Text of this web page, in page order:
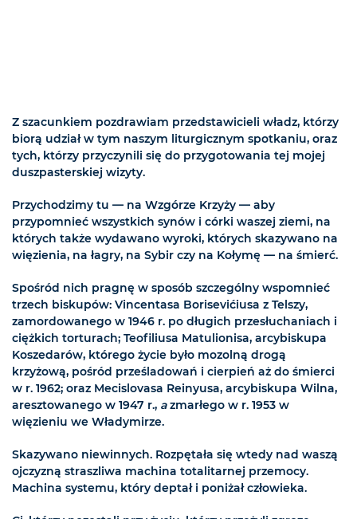
Z szacunkiem pozdrawiam przedstawicieli władz, którzy
biorą udział w tym naszym liturgicznym spotkaniu, oraz
tych, którzy przyczynili się do przygotowania tej mojej
duszpasterskiej wizyty.
Przychodzimy tu — na Wzgórze Krzyży — aby
przypomnieć wszystkich synów i córki waszej ziemi, na
których także wydawano wyroki, których skazywano na
więzienia, na łagry, na Sybir czy na Kołymę — na śmierć.
Spośród nich pragnę w sposób szczególny wspomnieć
trzech biskupów: Vincentasa Borisevićiusa z Telszy,
zamordowanego w 1946 r. po długich przesłuchaniach i
ciężkich torturach; Teofiliusa Matulionisa, arcybiskupa
Koszedarów, którego życie było mozolną drogą
krzyżową, pośród prześladowań i cierpień aż do śmierci
w r. 1962; oraz Mecislovasa Reinyusa, arcybiskupa Wilna,
aresztowanego w 1947 r., azmarłego w r. 1953 w
więzieniu we Władymirze.
Skazywano niewinnych. Rozpętała się wtedy nad waszą
ojczyzną straszliwa machina totalitarnej przemocy.
Machina systemu, który deptał i poniżał człowieka.